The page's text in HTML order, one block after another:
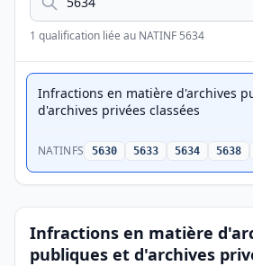
1 qualification liée au NATINF 5634
Infractions en matière d'archives
d'archives privées classées
NATINFS 5630 5633 5634 5638
Page CROCQ de la qualification
Infractions en matière
publiques et d'archives